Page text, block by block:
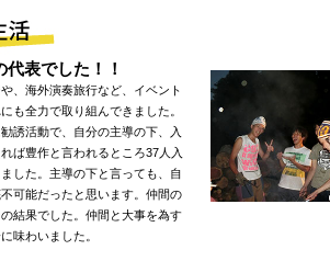
表でした！！
、海外演奏旅行など、イベント
も全力で取り組んできました。
誘活動で、自分の主導の下、入
ば豊作と言われるところ37人入
した。主導の下と言っても、自
可能だったと思います。仲間の
結果でした。仲間と大事を為す
味わいました。